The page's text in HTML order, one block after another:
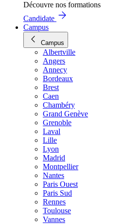
Découvre nos formations
Candidate
Campus
Campus
Albertville
Angers
Annecy
Bordeaux
Brest
Caen
Chambéry
Grand Genève
Grenoble
Laval
Lille
Lyon
Madrid
Montpellier
Nantes
Paris Ouest
Paris Sud
Rennes
Toulouse
Vannes